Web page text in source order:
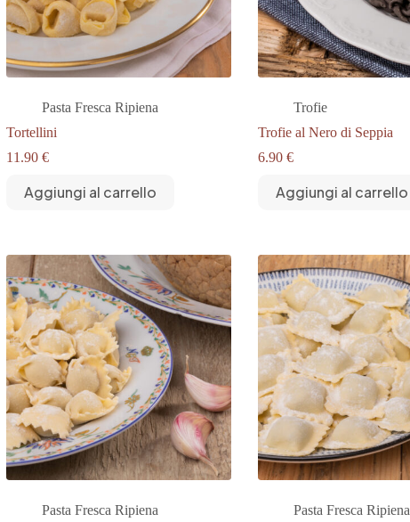
Pasta Fresca Ripiena
Tortellini
11.90 €
Aggiungi al carrello
Trofie
Trofie al Nero di Seppia
6.90 €
Aggiungi al carrello
Pasta Fresca Ripiena
Pasta Fresca Ripiena